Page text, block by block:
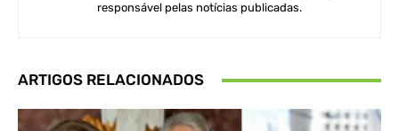
responsável pelas notícias publicadas.
ARTIGOS RELACIONADOS